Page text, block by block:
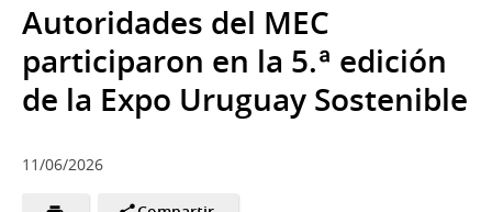
Autoridades del MEC
participaron en la 5.ª edición
de la Expo Uruguay Sostenible
11/06/2026